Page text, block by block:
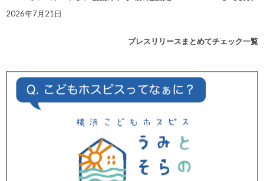
2026年7月21日
プレスリリースまとめてチェック一覧